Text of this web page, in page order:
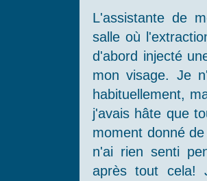
L'assistante de
salle où
d'abord injecté
mon visage. Je
habituellement,
j'avais hâte que
moment donné
n'ai rien senti
après tout cela!